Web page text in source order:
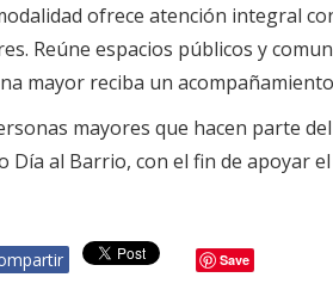
ofrece atención integral
Reúne espacios públicos y
mayor reciba un
mayores que hacen parte
Día al Barrio, con el fin de apoyar
Save